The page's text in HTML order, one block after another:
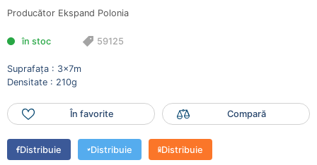
Producător Ekspand Polonia
în stoc 59125
Suprafața : 3x7m
Densitate : 210g
În favorite Compară
Distribuie Distribuie Distribuie
Finalizează comanda